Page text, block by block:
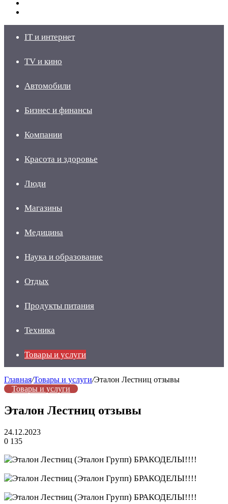
IT и интернет
TV и кино
Автомобили
Бизнес и финансы
Компании
Красота и здоровье
Люди
Магазины
Медицина
Наука и образование
Отдых
Продукты питания
Техника
Товары и услуги
Главная/Товары и услуги/Эталон Лестниц отзывы
Товары и услуги
Эталон Лестниц отзывы
24.12.2023
0 135